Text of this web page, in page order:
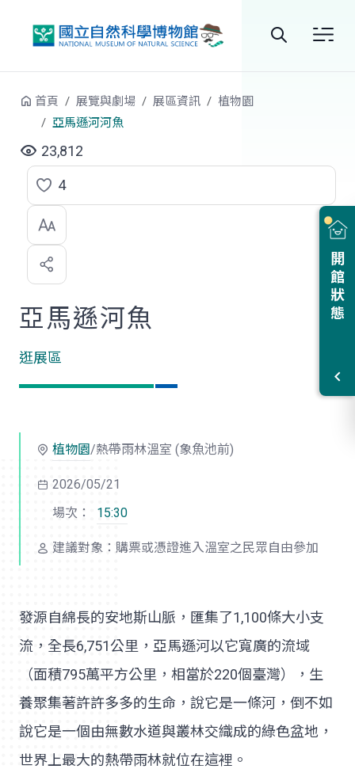
開館狀態
首頁 展覽與劇場 展區資訊
植物園
亞馬遜河河魚
23,812
點
選
喜
歡
4
亞馬遜河魚
逛展區
植物園/熱帶雨林溫室 (象魚池前)
2026/05/21
場次：
15:30
建議對象：購票或憑證進入溫室之民眾自由參加
發源自綿長的安地斯山脈，匯集了1,100條大小支
流，全長6,751公里，亞馬遜河以它寬廣的流域
（面積795萬平方公里，相當於220個臺灣），生
養聚集著許許多多的生命，說它是一條河，倒不如
說它是一個由無數水道與叢林交織成的綠色盆地，
世界上最大的熱帶雨林就位在這裡。